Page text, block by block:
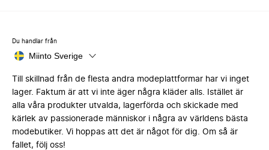
Du handlar från
Miinto Sverige
Till skillnad från de flesta andra modeplattformar har vi inget
lager. Faktum är att vi inte äger några kläder alls. Istället är
alla våra produkter utvalda, lagerförda och skickade med
kärlek av passionerade människor i några av världens bästa
modebutiker. Vi hoppas att det är något för dig. Om så är
fallet, följ oss!